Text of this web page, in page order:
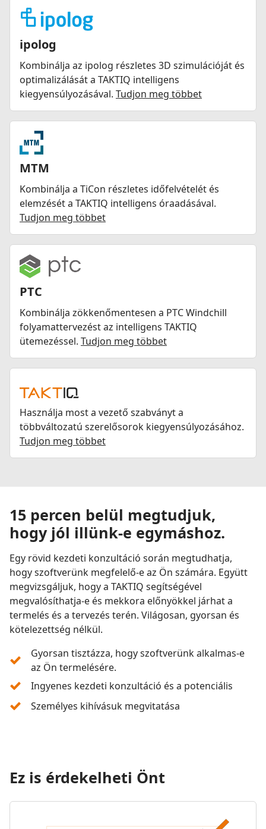
ipolog
Kombinálja az ipolog részletes 3D szimulációját és
optimalizálását a TAKTIQ intelligens
kiegyensúlyozásával. Tudjon meg többet
MTM
Kombinálja a TiCon részletes időfelvételét és
elemzését a TAKTIQ intelligens óraadásával.
Tudjon meg többet
PTC
Kombinálja zökkenőmentesen a PTC Windchill
folyamattervezést az intelligens TAKTIQ
ütemezéssel. Tudjon meg többet
Használja most a vezető szabványt a
többváltozatú szerelősorok kiegyensúlyozásához.
Tudjon meg többet
15 percen belül megtudjuk,
hogy jól illünk-e egymáshoz.
Egy rövid kezdeti konzultáció során megtudhatja,
hogy szoftverünk megfelelő-e az Ön számára. Együtt
megvizsgáljuk, hogy a TAKTIQ segítségével
megvalósíthatja-e és mekkora előnyökkel járhat a
termelés és a tervezés terén. Világosan, gyorsan és
kötelezettség nélkül.
Gyorsan tisztázza, hogy szoftverünk alkalmas-e
az Ön termelésére.
Ingyenes kezdeti konzultáció és a potenciális
Személyes kihívásuk megvitatása
Ez is érdekelheti Önt